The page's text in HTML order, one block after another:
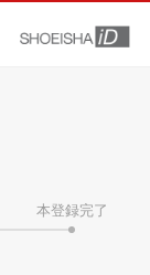
本登録完了